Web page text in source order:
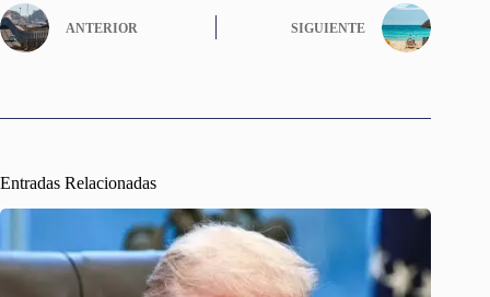
ANTERIOR SIGUIENTE
Entradas Relacionadas